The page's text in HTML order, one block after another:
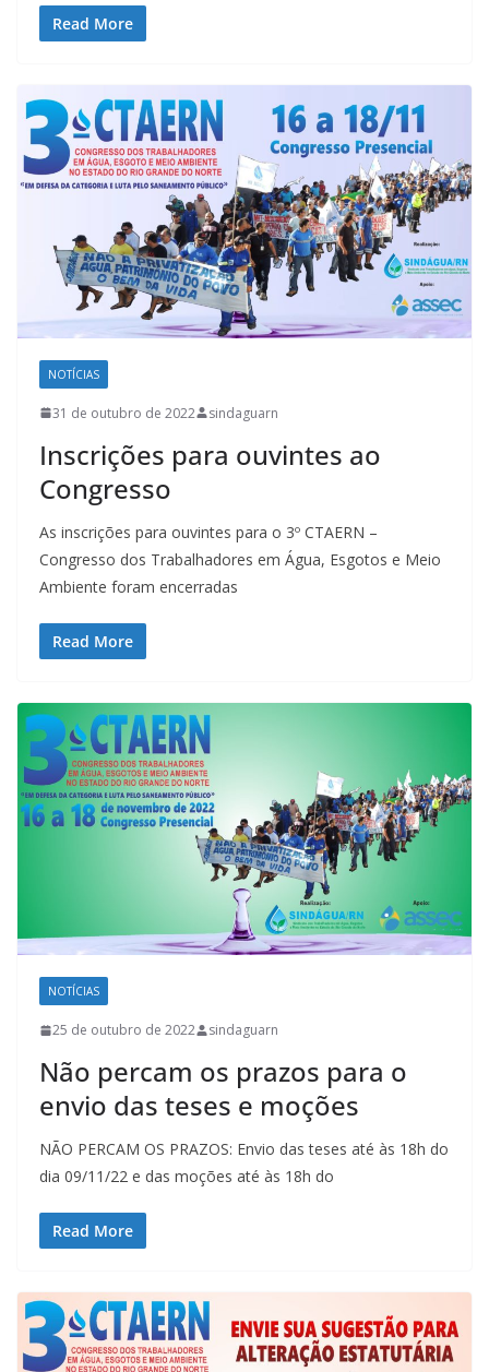
Read More
NOTÍCIAS
31 de outubro de 2022 sindaguarn
Inscrições para ouvintes ao
Congresso
As inscrições para ouvintes para o 3º CTAERN –
Congresso dos Trabalhadores em Água, Esgotos e Meio
Ambiente foram encerradas
Read More
NOTÍCIAS
25 de outubro de 2022 sindaguarn
Não percam os prazos para o
envio das teses e moções
NÃO PERCAM OS PRAZOS: Envio das teses até às 18h do
dia 09/11/22 e das moções até às 18h do
Read More